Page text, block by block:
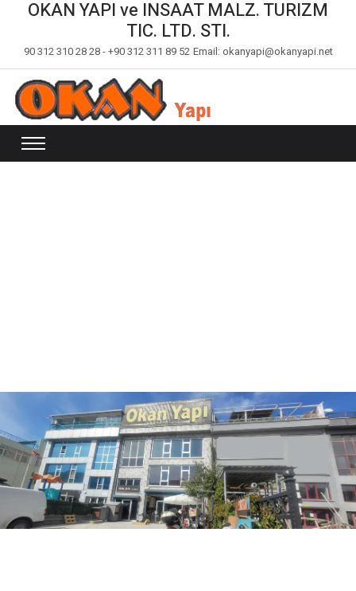
OKAN YAPI ve INSAAT MALZ. TURIZM
TIC. LTD. STI.
90 312 310 28 28 - +90 312 311 89 52 Email: okanyapi@okanyapi.net